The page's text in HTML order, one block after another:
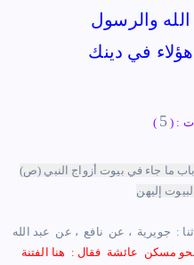
والرسول
هؤﻻء في دينك
: (
5
)
ما جاء في بيوت أزواج النبي (ص)
إليهن
: ‏ ‏جويرية ‏ ‏، عن ‏ ‏نافع ‏ ‏، عن ‏ ‏عبد الله
مسكن ‏ ‏عائشة ‏ ‏فقال : ‏ ‏هنا الفتنة